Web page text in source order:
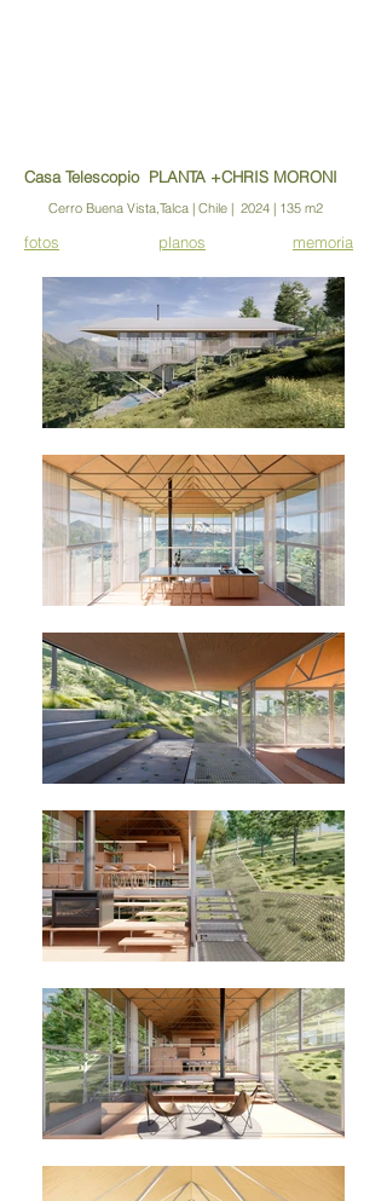
Casa Telescopio PLANTA +CHRIS MORONI
Cerro Buena Vista,Talca | Chile | 2024 | 135 m2
fotos planos memoria